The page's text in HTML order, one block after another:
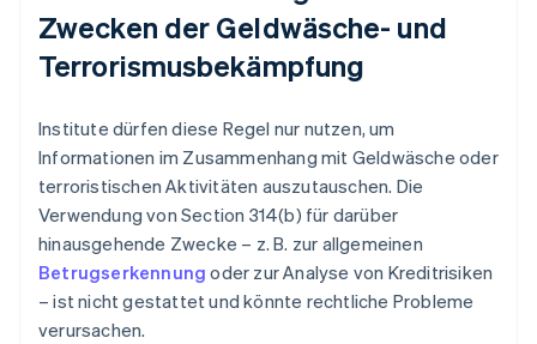
Zwecken der Geldwäsche- und
Terrorismusbekämpfung
Institute dürfen diese Regel nur nutzen, um
Informationen im Zusammenhang mit Geldwäsche oder
terroristischen Aktivitäten auszutauschen. Die
Verwendung von Section 314(b) für darüber
hinausgehende Zwecke – z. B. zur allgemeinen
Betrugserkennung oder zur Analyse von Kreditrisiken
– ist nicht gestattet und könnte rechtliche Probleme
verursachen.